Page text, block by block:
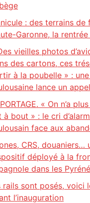
: des terrains de
Garonne, la
vieilles photos
des cartons, ces
à la poubelle » :
lance un
« On n’a
à bout » : le cri
face aux
CRS, douaniers…
déployé à la
dans les
rails sont posés, voici
l’inauguration